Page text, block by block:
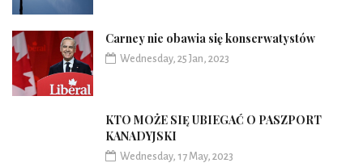
Carney nie obawia się konserwatystów
Wednesday, 25 Jan, 2023
KTO MOŻE SIĘ UBIEGAĆ O PASZPORT
KANADYJSKI
Wednesday, 17 May, 2023